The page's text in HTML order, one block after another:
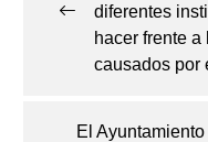
diferentes
hacer frente
causados por
El